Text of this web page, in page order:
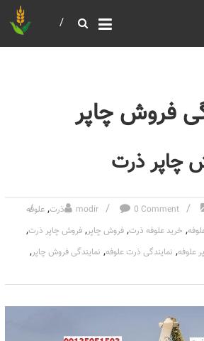
چاپر ذرت
modir 0 Comment ذرت, علوفه
, خرید علوفه ذرت, فروش چاپر, فروش چاپر ذرت,
علوفه, نمایندگی ذرت علوفه, نمایندگی فروش چاپر,